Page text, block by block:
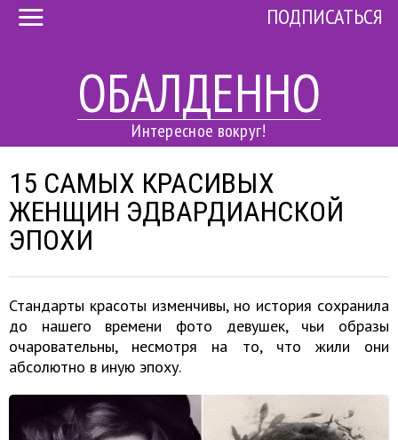
ОБАЛДЕННО
Интересное вокруг!
ПОДПИСАТЬСЯ
15 САМЫХ КРАСИВЫХ
ЖЕНЩИН ЭДВАРДИАНСКОЙ
ЭПОХИ
Стандарты красоты изменчивы, но история сохранила
до нашего времени фото девушек, чьи образы
очаровательны, несмотря на то, что жили они
абсолютно в иную эпоху.